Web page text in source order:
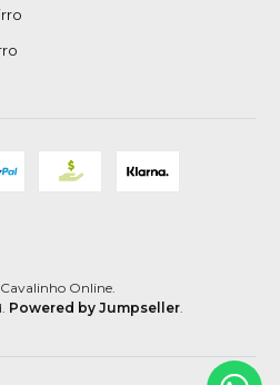
Online.
Powered by Jumpseller.